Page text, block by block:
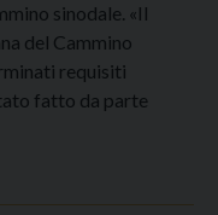
sinodale. «Il
del Cammino
requisiti
fatto da parte